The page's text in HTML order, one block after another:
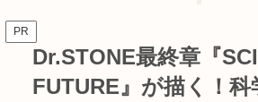
PR
Dr.STONE最終章『
FUTURE』が描く！科